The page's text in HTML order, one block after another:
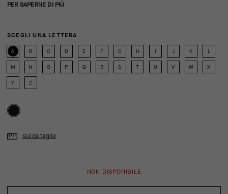
PER SAPERNE DI PIÙ
SCEGLI UNA LETTERA
A B C D E F G H I J K L
M N O P Q R S T U V W X
Y Z
Guida taglie
NON DISPONIBILE